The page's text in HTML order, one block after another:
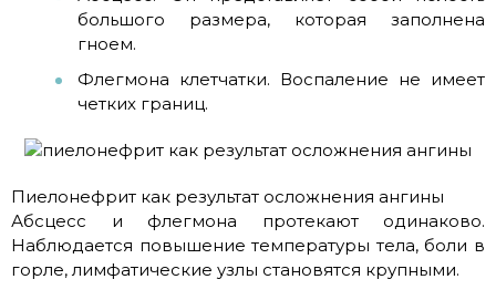
большого размера, которая заполнена
гноем.
Флегмона клетчатки. Воспаление не имеет
четких границ.
Пиелонефрит как результат осложнения ангины
Абсцесс и флегмона протекают одинаково.
Наблюдается повышение температуры тела, боли в
горле, лимфатические узлы становятся крупными.